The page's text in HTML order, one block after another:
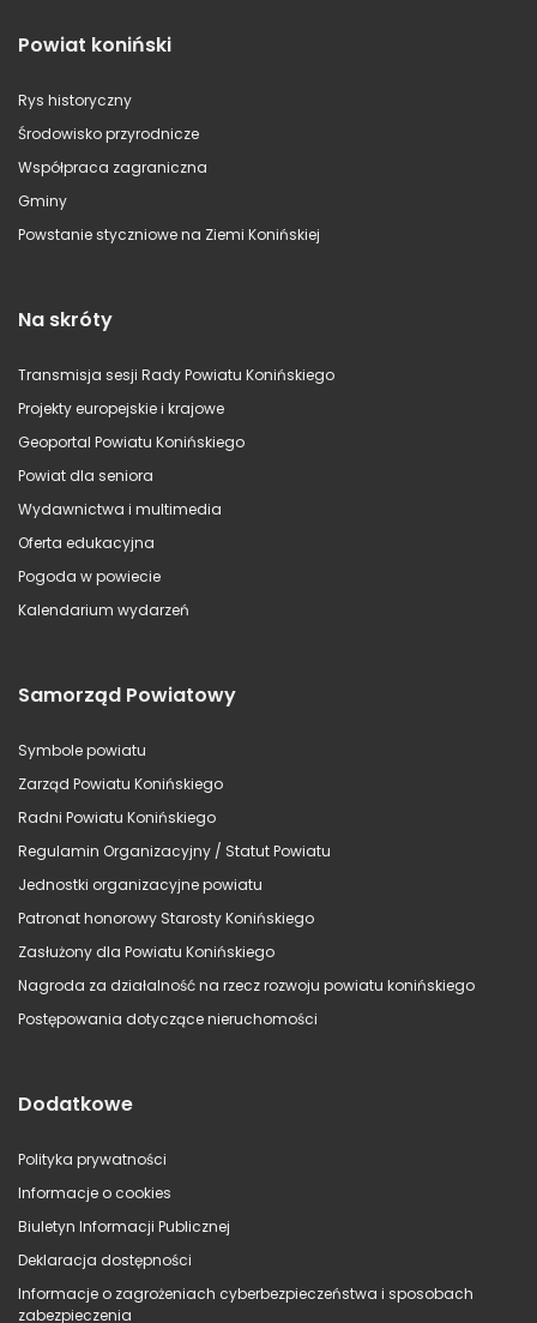
Powiat koniński
Rys historyczny
Środowisko przyrodnicze
Współpraca zagraniczna
Gminy
Powstanie styczniowe na Ziemi Konińskiej
Na skróty
Transmisja sesji Rady Powiatu Konińskiego
Projekty europejskie i krajowe
Geoportal Powiatu Konińskiego
Powiat dla seniora
Wydawnictwa i multimedia
Oferta edukacyjna
Pogoda w powiecie
Kalendarium wydarzeń
Samorząd Powiatowy
Symbole powiatu
Zarząd Powiatu Konińskiego
Radni Powiatu Konińskiego
Regulamin Organizacyjny / Statut Powiatu
Jednostki organizacyjne powiatu
Patronat honorowy Starosty Konińskiego
Zasłużony dla Powiatu Konińskiego
Nagroda za działalność na rzecz rozwoju powiatu konińskiego
Postępowania dotyczące nieruchomości
Dodatkowe
Polityka prywatności
Informacje o cookies
Biuletyn Informacji Publicznej
Deklaracja dostępności
Informacje o zagrożeniach cyberbezpieczeństwa i sposobach
zabezpieczenia